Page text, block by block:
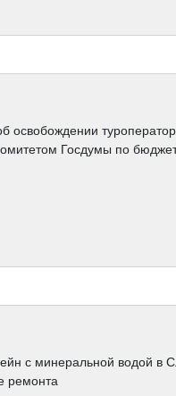
освобождении
Госдумы по
с минеральной водой в
ремонта